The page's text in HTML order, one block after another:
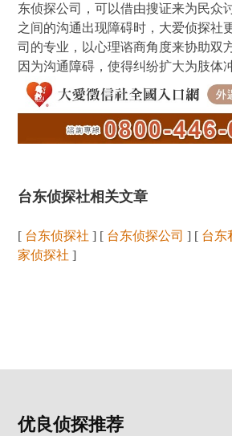
东侦探公司，可以借由搜证来为民众
之间的沟通出现障碍时，大爱侦探社
司的专业，以心理谘商角度来协助双
因为沟通障碍，使得纠纷扩大为肢体
台东侦探社相关文章
[ 台东侦探社 ] [ 台东侦探公司 ] [ 台东
家侦探社 ]
优良侦探推荐